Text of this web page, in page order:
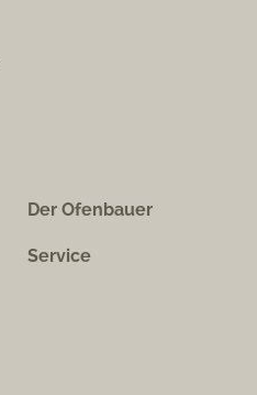
Der Ofenbauer
Service